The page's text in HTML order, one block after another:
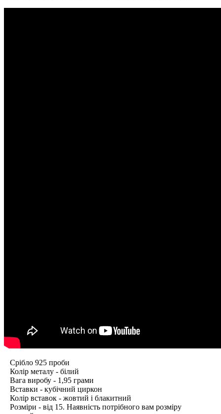
Срібло 925 проби
Колір металу - білий
Вага виробу - 1,95 грами
Вставки - кубічний циркон
Колір вставок - жовтий і блакитний
Розміри - від 15. Наявність потрібного вам розміру